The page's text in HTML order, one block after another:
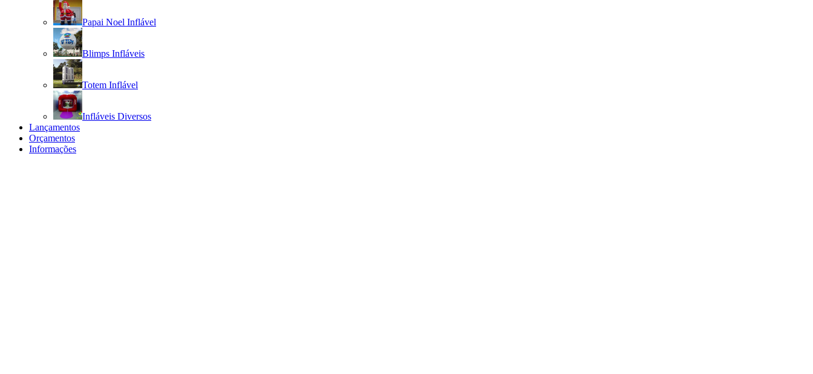
Papai Noel Inflável
Blimps Infláveis
Totem Inflável
Infláveis Diversos
Lançamentos
Orçamentos
Informações